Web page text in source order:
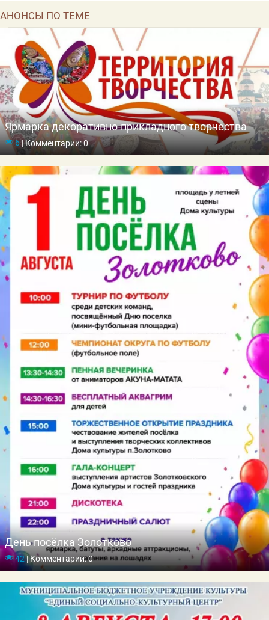
АНОНСЫ ПО ТЕМЕ
Ярмарка декоративно-прикладного творчества
6|Комментарии: 0
День посёлка Золотково
42|Комментарии: 0